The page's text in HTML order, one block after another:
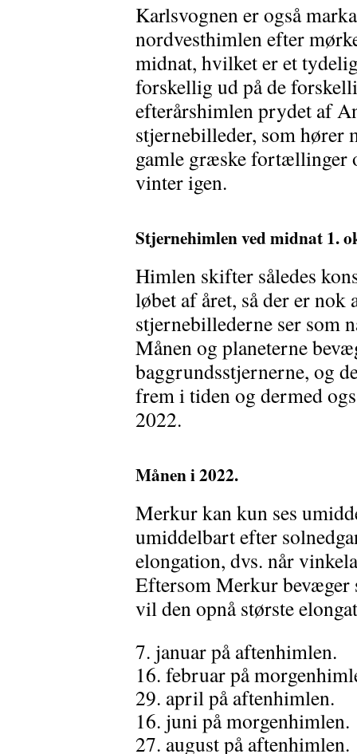
Karlsvognen er også
nordvesthimlen efter
midnat, hvilket er et
forskellig ud på de
efterårshimlen prydet af
stjernebilleder, som hører
gamle græske fortællinger
vinter igen.
Stjernehimlen ved midnat 1.
Himlen skifter således
løbet af året, så der er nok
stjernebillederne ser som
Månen og planeterne
baggrundsstjernerne, og
frem i tiden og dermed
2022.
Månen i 2022.
Merkur kan kun ses
umiddelbart efter
elongation, dvs. når
Eftersom Merkur
vil den opnå største
7. januar på aftenhimlen.
16. februar på
29. april på aftenhimlen.
16. juni på morgenhimlen.
27. august på aftenhimlen.